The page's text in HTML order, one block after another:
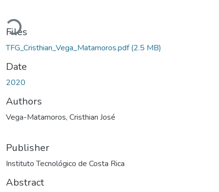
Loading...
Files
TFG_Cristhian_Vega_Matamoros.pdf(2.5 MB)
Date
2020
Authors
Vega-Matamoros, Cristhian José
Publisher
Instituto Tecnológico de Costa Rica
Abstract